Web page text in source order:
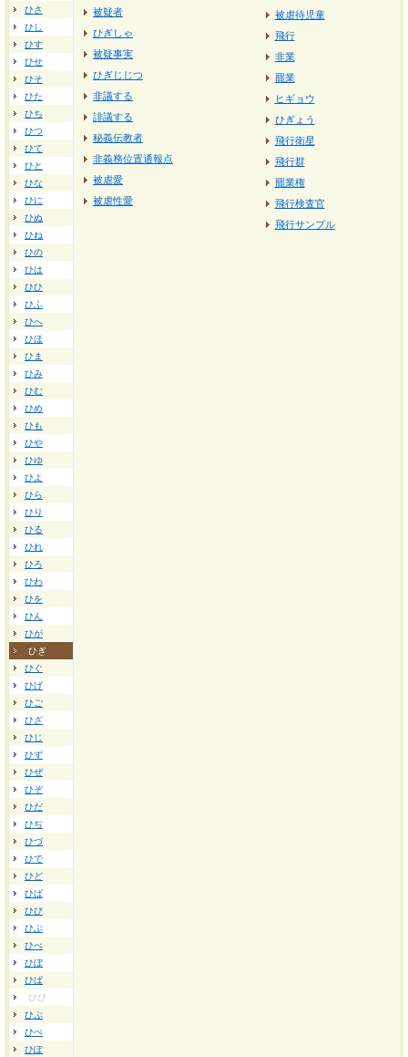
ひさ
ひし
ひす
ひせ
ひそ
ひた
ひち
ひつ
ひて
ひと
ひな
ひに
ひぬ
ひね
ひの
ひは
ひひ
ひふ
ひへ
ひほ
ひま
ひみ
ひむ
ひめ
ひも
ひや
ひゆ
ひよ
ひら
ひり
ひる
ひれ
ひろ
ひわ
ひを
ひん
ひが
ひぎ
ひぐ
ひげ
ひご
ひざ
ひじ
ひず
ひぜ
ひぞ
ひだ
ひぢ
ひづ
ひで
ひど
ひば
ひび
ひぶ
ひべ
ひぼ
ひぱ
ひぴ
ひぷ
ひぺ
ひぽ
被疑者
ひぎしゃ
被疑事実
ひぎじじつ
非議する
誹議する
秘義伝教者
非義務位置通報点
被虐愛
被虐性愛
被虐待児童
飛行
非業
罷業
ヒギョウ
ひぎょう
飛行衛星
飛行群
罷業権
飛行検査官
飛行サンプル